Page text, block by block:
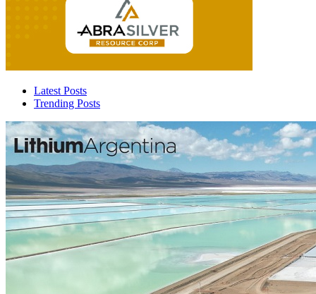
Latest Posts
Trending Posts